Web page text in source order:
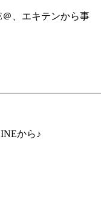
、エキテンから事
から♪